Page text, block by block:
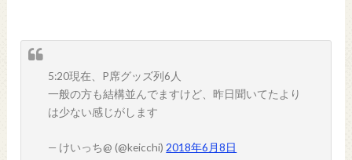
5:20現在、P席グッズ列6人
一般の方も結構並んでますけど、昨日聞いてたより
は少ない感じがします
— けいっち@ (@keicchi) 2018年6月8日